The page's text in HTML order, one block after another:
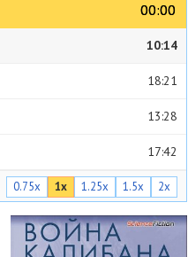
00:00
00:00
10:14
18:21
13:28
17:42
17:16
20:08
0.75x 1x 1.25x 1.5x 2x